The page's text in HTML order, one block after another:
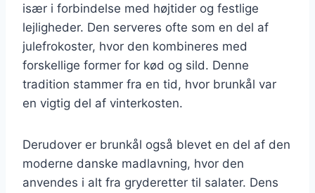
især i forbindelse med højtider og festlige
lejligheder. Den serveres ofte som en del af
julefrokoster, hvor den kombineres med
forskellige former for kød og sild. Denne
tradition stammer fra en tid, hvor brunkål var
en vigtig del af vinterkosten.
Derudover er brunkål også blevet en del af den
moderne danske madlavning, hvor den
anvendes i alt fra gryderetter til salater. Dens